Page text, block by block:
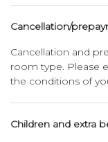
Cancellation/
Cancellation and
room type. Please
the conditions of
Children and extra